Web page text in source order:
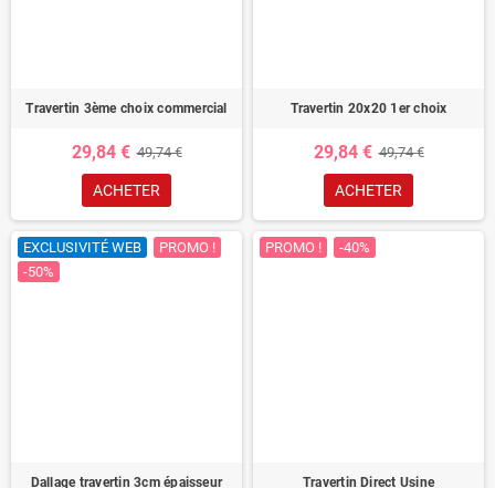
Travertin 3ème choix commercial
29,84 € 49,74 €
ACHETER
Travertin 20x20 1er choix
29,84 € 49,74 €
ACHETER
EXCLUSIVITÉ WEB
PROMO !
-50%
Dallage travertin 3cm épaisseur
PROMO ! -40%
Travertin Direct Usine